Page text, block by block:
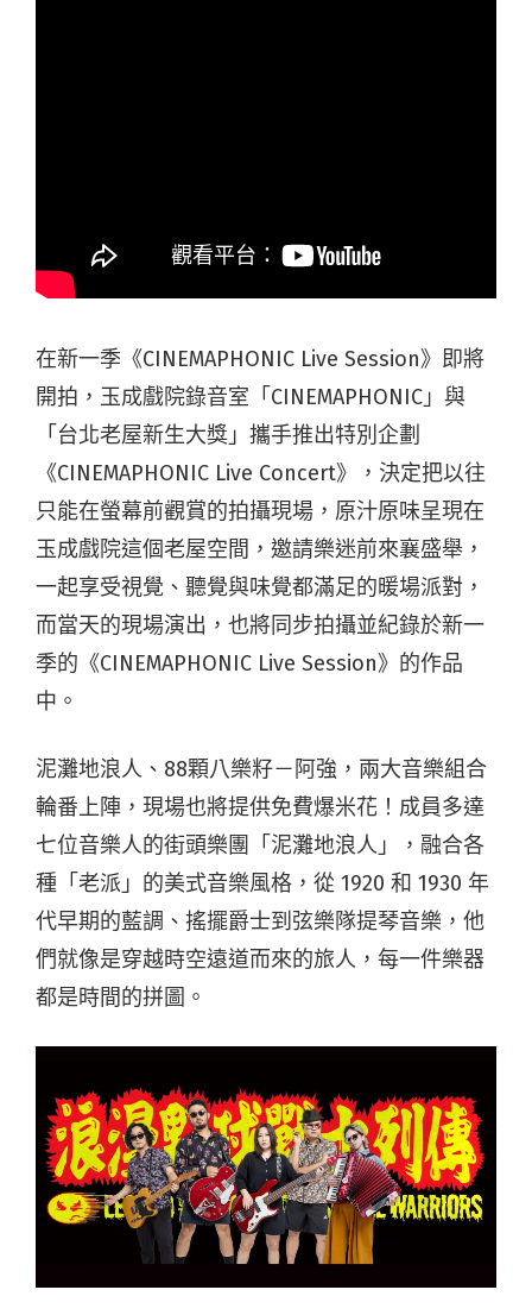
在新一季《CINEMAPHONIC Live Session》即將
開拍，玉成戲院錄音室「CINEMAPHONIC」與
「台北老屋新生大獎」攜手推出特別企劃
《CINEMAPHONIC Live Concert》，決定把以往
只能在螢幕前觀賞的拍攝現場，原汁原味呈現在
玉成戲院這個老屋空間，邀請樂迷前來襄盛舉，
一起享受視覺、聽覺與味覺都滿足的暖場派對，
而當天的現場演出，也將同步拍攝並紀錄於新一
季的《CINEMAPHONIC Live Session》的作品
中。
泥灘地浪人、88顆八樂籽－阿強，兩大音樂組合
輪番上陣，現場也將提供免費爆米花！成員多達
七位音樂人的街頭樂團「泥灘地浪人」，融合各
種「老派」的美式音樂風格，從 1920 和 1930 年
代早期的藍調、搖擺爵士到弦樂隊提琴音樂，他
們就像是穿越時空遠道而來的旅人，每一件樂器
都是時間的拼圖。